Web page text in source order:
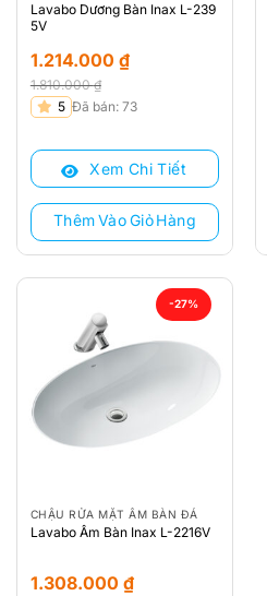
Lavabo Dương Bàn Inax L-239
5V
1.810.000₫
Giá
là:
1.810.000 ₫.
1.214.000 ₫
Giá
tại
1.214.000 ₫.
5 Đã bán: 73
Xem Chi Tiết
Thêm Vào Giỏ Hàng
-27%
CHẬU RỬA MẶT ÂM BÀN ĐÁ
Lavabo Âm Bàn Inax L-2216V
1.308.000 ₫